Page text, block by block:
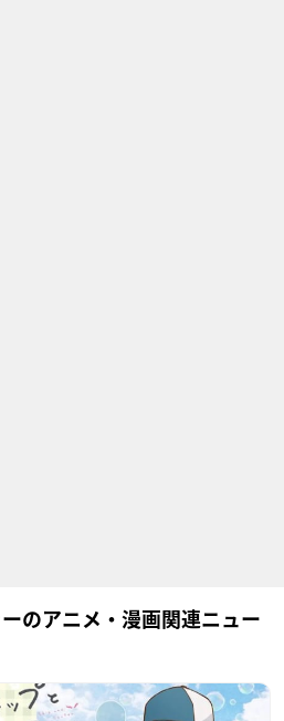
のアニメ・漫画関連ニュー